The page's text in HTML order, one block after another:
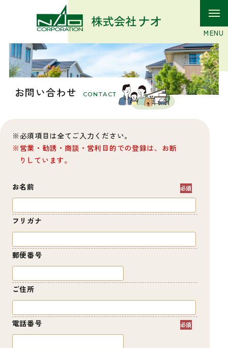
お問い合わせ CONTACT
必須項目は全てご入力ください。
営業・勧誘・商談・営利目的での登録は、お断
りしています。
お名前
フリガナ
郵便番号
ご住所
電話番号